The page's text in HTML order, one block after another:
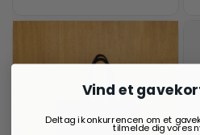
Vind et
Deltag i konkurrencen om et
tilmelde dig vores